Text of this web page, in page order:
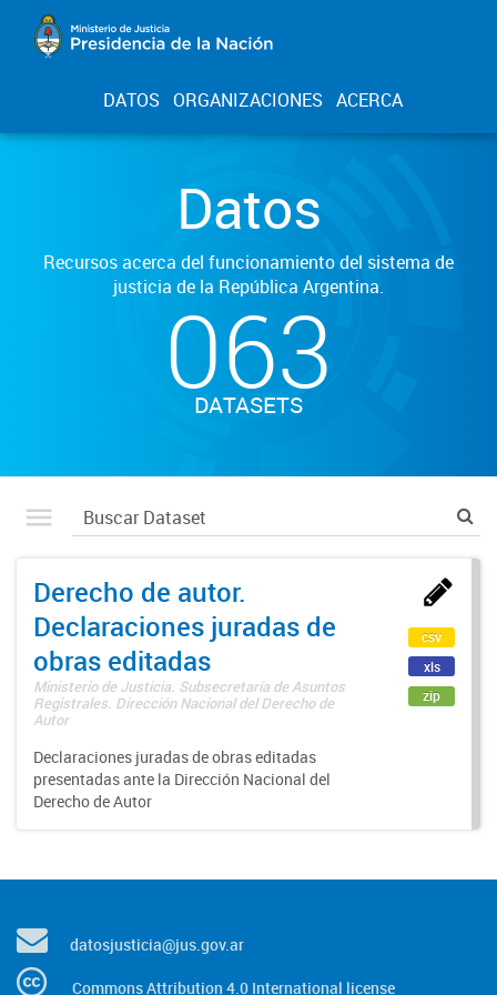
DATOS ORGANIZACIONES ACERCA
Datos
Recursos acerca del funcionamiento del sistema de
justicia de la República Argentina.
063
DATASETS
Derecho de autor.
Declaraciones juradas de
obras editadas
Ministerio de Justicia. Subsecretaría de Asuntos
Registrales. Dirección Nacional del Derecho de
Autor
Declaraciones juradas de obras editadas
presentadas ante la Dirección Nacional del
Derecho de Autor
csv
xls
zip
datosjusticia@jus.gov.ar
Commons Attribution 4.0 International license